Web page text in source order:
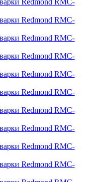
Redmond RMC-
Redmond RMC-
Redmond RMC-
Redmond RMC-
Redmond RMC-
Redmond RMC-
Redmond RMC-
Redmond RMC-
Redmond RMC-
Redmond RMC-